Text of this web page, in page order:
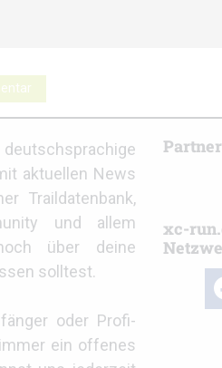
aktuellen News
Traildatenbank,
und allem
über deine
solltest.
oder Profi-
ein offenes
Partner
xc-